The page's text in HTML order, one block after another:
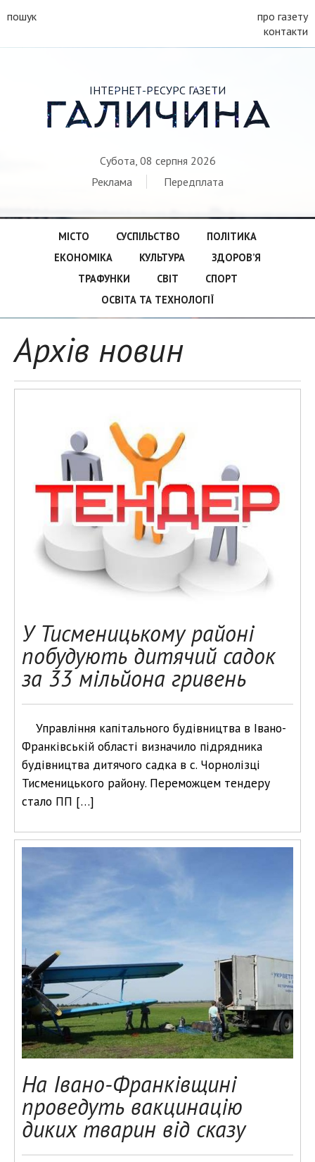
пошук
про газету
контакти
ІНТЕРНЕТ-РЕСУРС ГАЗЕТИ
ГАЛИЧИНА
Субота, 08 серпня 2026
Реклама
Передплата
МІСТО СУСПІЛЬСТВО
ПОЛІТИКА
ЕКОНОМІКА
КУЛЬТУРА
ЗДОРОВ’Я
ТРАФУНКИ
СВІТ
СПОРТ
ОСВІТА ТА ТЕХНОЛОГІЇ
Архів новин
У Тисменицькому районі
побудують дитячий садок
за 33 мільйона гривень
Управління капітального будівництва в Івано-
Франківській області визначило підрядника
будівництва дитячого садка в с. Чорнолізці
Тисменицького району. Переможцем тендеру
стало ПП […]
На Івано-Франківщині
проведуть вакцинацію
диких тварин від сказу